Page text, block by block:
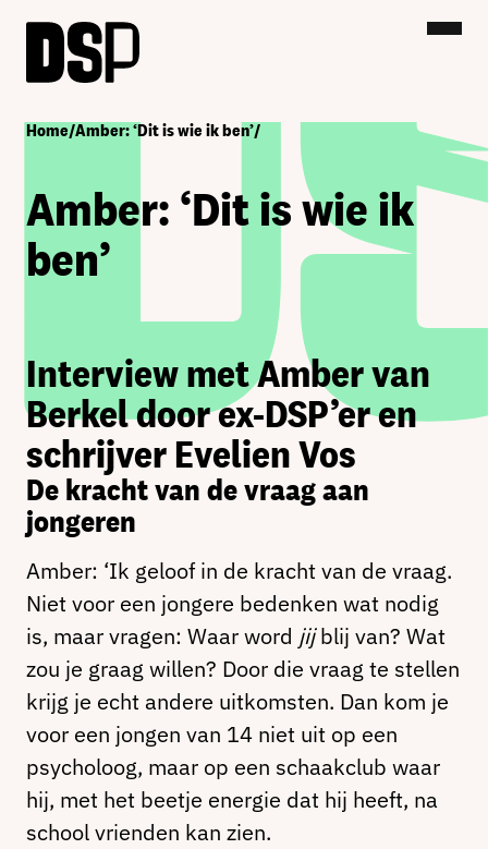
Home/Amber: ‘Dit is wie ik ben’/
Amber: ‘Dit is wie ik
ben’
Interview met Amber van
Berkel door ex-DSP’er en
schrijver Evelien Vos
De kracht van de vraag aan
jongeren
Amber: ‘Ik geloof in de kracht van de vraag.
Niet voor een jongere bedenken wat nodig
is, maar vragen: Waar word jijblij van? Wat
zou je graag willen? Door die vraag te stellen
krijg je echt andere uitkomsten. Dan kom je
voor een jongen van 14 niet uit op een
psycholoog, maar op een schaakclub waar
hij, met het beetje energie dat hij heeft, na
school vrienden kan zien.